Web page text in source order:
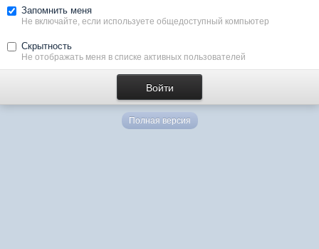
Запомнить меня
Не включайте, если используете общедоступный компьютер
Скрытность
Не отображать меня в списке активных пользователей
Полная версия